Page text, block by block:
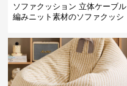
ソファクッション 立体ケーブル
編みニット素材のソファクッシ